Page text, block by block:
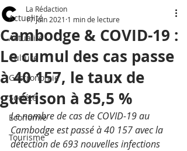
Actualité
Actualité
Culture
Gastronomie
Société
Economie
Tourisme
Cambodge & COVID-19 :
Le cumul des cas passe
à 40 157, le taux de
guérison à 85,5 %
La Rédaction
17 juin 2021 1 min de lecture
Le nombre de cas de COVID-19 au
Cambodge est passé à 40 157 avec la
détection de 693 nouvelles infections